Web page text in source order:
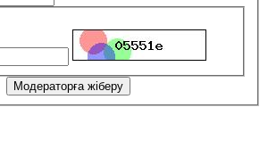
Модераторға жіберу